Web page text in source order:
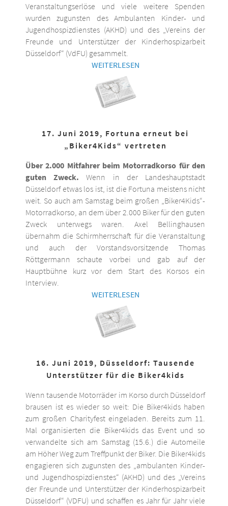
Veranstaltungserlöse und viele weitere Spenden
wurden zugunsten des Ambulanten Kinder- und
Jugendhospizdienstes (AKHD) und des „Vereins der
Freunde und Unterstützer der Kinderhospizarbeit
Düsseldorf“ (VdFU) gesammelt.
WEITERLESEN
17. Juni 2019, Fortuna erneut bei
„Biker4Kids“ vertreten
Über 2.000 Mitfahrer beim Motorradkorso für den
guten Zweck. Wenn in der Landeshauptstadt
Düsseldorf etwas los ist, ist die Fortuna meistens nicht
weit. So auch am Samstag beim großen „Biker4Kids“-
Motorradkorso, an dem über 2.000 Biker für den guten
Zweck unterwegs waren. Axel Bellinghausen
übernahm die Schirmherrschaft für die Veranstaltung
und auch der Vorstandsvorsitzende Thomas
Röttgermann schaute vorbei und gab auf der
Hauptbühne kurz vor dem Start des Korsos ein
Interview.
WEITERLESEN
16. Juni 2019, Düsseldorf: Tausende
Unterstützer für die Biker4kids
Wenn tausende Motorräder im Korso durch Düsseldorf
brausen ist es wieder so weit: Die Biker4kids haben
zum großen Charityfest eingeladen. Bereits zum 11.
Mal organisierten die Biker4kids das Event und so
verwandelte sich am Samstag (15.6.) die Automeile
am Höher Weg zum Treffpunkt der Biker. Die Biker4kids
engagieren sich zugunsten des „ambulanten Kinder-
und Jugendhospizdienstes“ (AKHD) und des „Vereins
der Freunde und Unterstützer der Kinderhospizarbeit
Düsseldorf“ (VDFU) und schaffen es Jahr für Jahr viele